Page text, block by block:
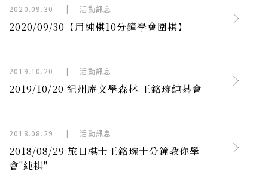
2020.09.30 | 活動訊息
2020/09/30【用純棋10分鐘學會圍棋】
2019.10.20 | 活動訊息
2019/10/20 紀州庵文學森林 王銘琬純碁會
2018.08.29 | 活動訊息
2018/08/29 旅日棋士王銘琬十分鐘教你學
會"純棋"